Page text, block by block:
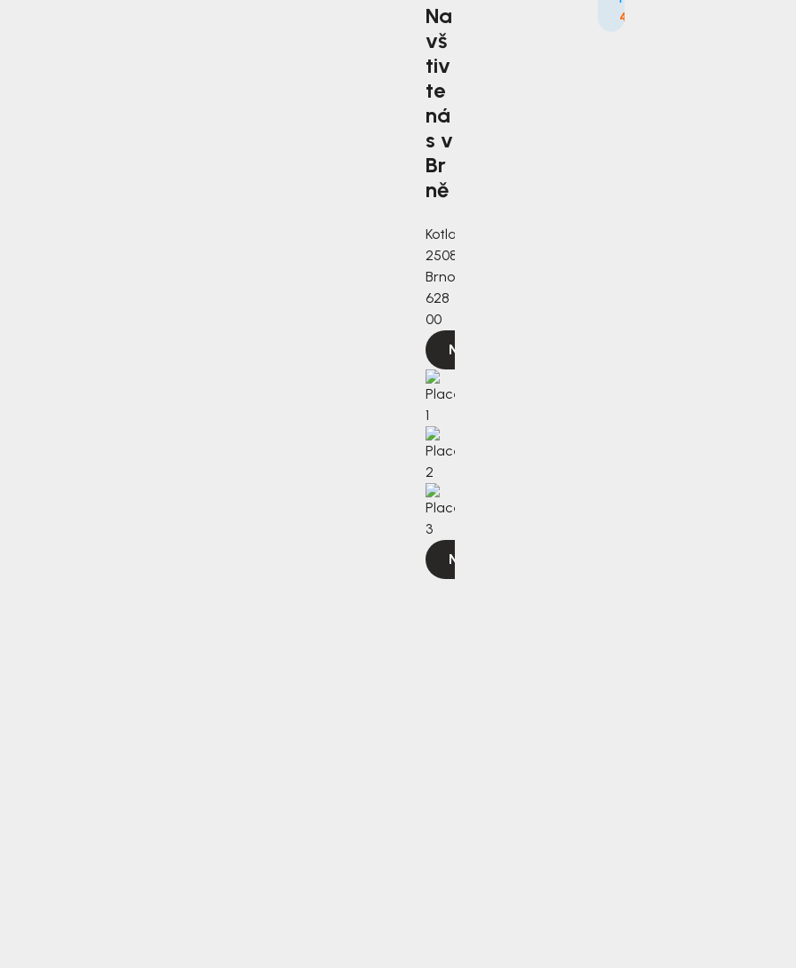
Na
vš
tiv
te
ná
s v
Br
ně
Kotlanova
2508/3a,
Brno,
628
00
Navigovat
Navigovat
4.9